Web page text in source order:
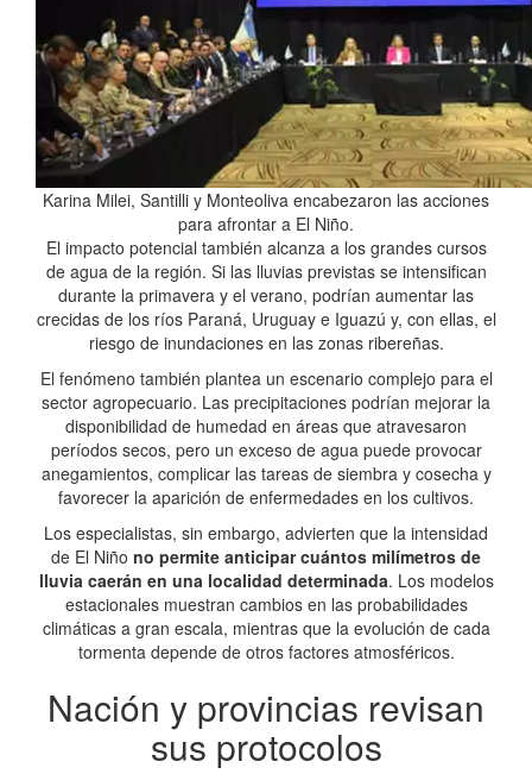
Karina Milei, Santilli y Monteoliva encabezaron las acciones
para afrontar a El Niño.
El impacto potencial también alcanza a los grandes cursos
de agua de la región. Si las lluvias previstas se intensifican
durante la primavera y el verano, podrían aumentar las
crecidas de los ríos Paraná, Uruguay e Iguazú y, con ellas, el
riesgo de inundaciones en las zonas ribereñas.
El fenómeno también plantea un escenario complejo para el
sector agropecuario. Las precipitaciones podrían mejorar la
disponibilidad de humedad en áreas que atravesaron
períodos secos, pero un exceso de agua puede provocar
anegamientos, complicar las tareas de siembra y cosecha y
favorecer la aparición de enfermedades en los cultivos.
Los especialistas, sin embargo, advierten que la intensidad
de El Niño no permite anticipar cuántos milímetros de
lluvia caerán en una localidad determinada. Los modelos
estacionales muestran cambios en las probabilidades
climáticas a gran escala, mientras que la evolución de cada
tormenta depende de otros factores atmosféricos.
Nación y provincias revisan
sus protocolos